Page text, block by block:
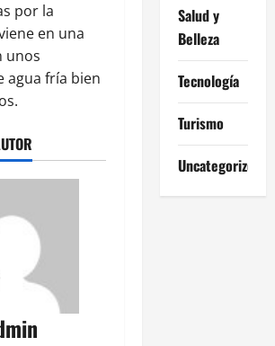
por la
en una
unos
agua fría bien
Salud y
Belleza
Tecnología
Turismo
Uncategorized